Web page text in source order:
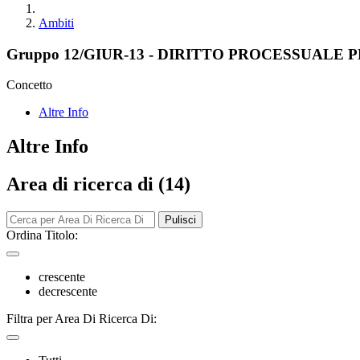
Ambiti
Gruppo 12/GIUR-13 - DIRITTO PROCESSUALE
Concetto
Altre Info
Altre Info
Area di ricerca di (14)
Pulisci
Ordina Titolo:
crescente
decrescente
Filtra per Area Di Ricerca Di: